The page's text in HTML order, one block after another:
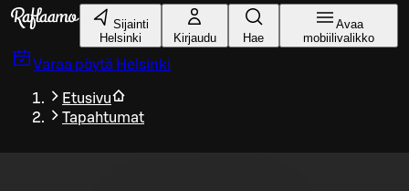
Siirry pääsisältöön
Sijainti
Helsinki
Kirjaudu Hae
Avaa
mobiilivalikko
Varaa pöytä Helsinki
Etusivu
Tapahtumat